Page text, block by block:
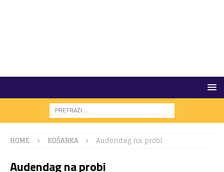
HOME KOŠARKA Audendag na probi
Audendag na probi